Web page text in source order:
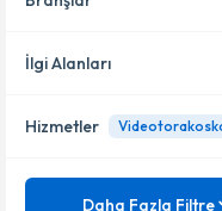
Nilüfer
Konumuma yakın uzmanları
Göğüs Cerrahisi
İlgi Alanları
Akciğer Zarı (Plevra)
Hizmetler
Mezuniyet
Daha Fazla Filtre